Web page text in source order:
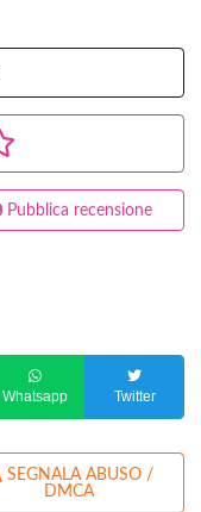
Pubblica recensione
Whatsapp Twitter
DMCA